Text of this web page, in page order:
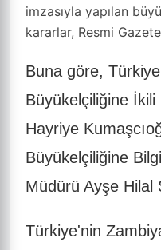
imzasıyla yapılan
kararlar, Resmi
Buna göre,
Büyükelçiliğine
Hayriye
Büyükelçiliğine
Müdürü Ayşe Hilal
Türkiye'nin